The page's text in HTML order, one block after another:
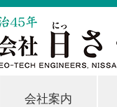
会社案内